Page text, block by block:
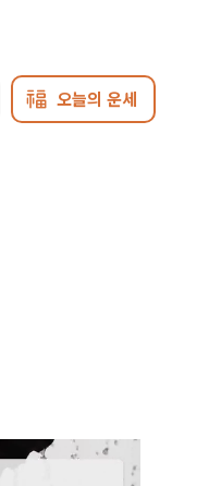
오늘의 운세